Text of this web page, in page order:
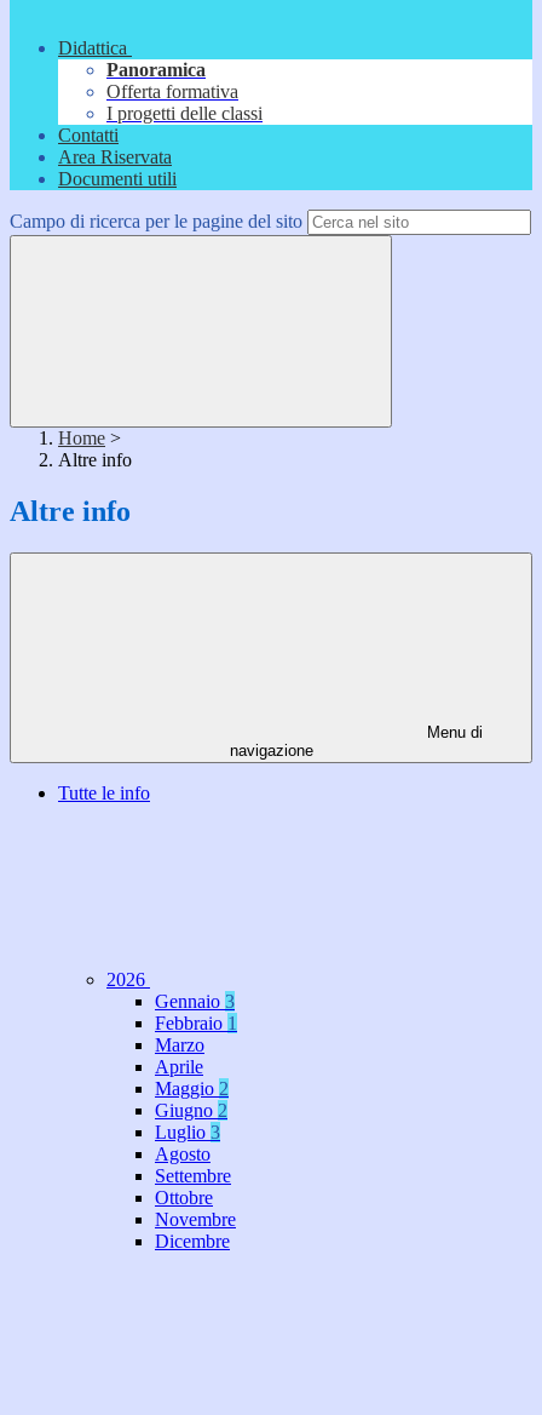
Didattica
Panoramica
Offerta formativa
I progetti delle classi
Contatti
Area Riservata
Documenti utili
Campo di ricerca per le pagine del sito
Home >
Altre info
Altre info
Menu di
navigazione
Tutte le info
2026
Gennaio 3
Febbraio 1
Marzo
Aprile
Maggio 2
Giugno 2
Luglio 3
Agosto
Settembre
Ottobre
Novembre
Dicembre